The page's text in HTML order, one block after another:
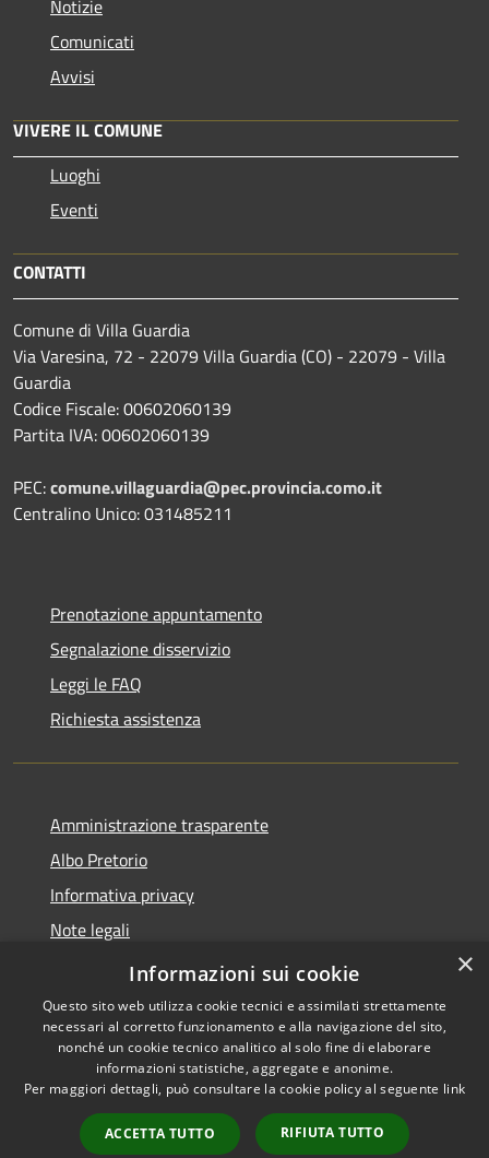
Notizie
Comunicati
Avvisi
VIVERE IL COMUNE
Luoghi
Eventi
CONTATTI
Comune di Villa Guardia
Via Varesina, 72 - 22079 Villa Guardia (CO) - 22079 - Villa
Guardia
Codice Fiscale: 00602060139
Partita IVA: 00602060139
PEC:comune.villaguardia@pec.provincia.como.it
Centralino Unico: 031485211
Prenotazione appuntamento
Segnalazione disservizio
Leggi le FAQ
Richiesta assistenza
Amministrazione trasparente
Albo Pretorio
Informativa privacy
Note legali
Dichiarazione di accessibilità
Accessibilità
Copyright © 2026 • Comune di
Villa Guardia • Powered by
Municipium•
Accesso
×
Informazioni sui cookie
Questo sito web utilizza cookie tecnici e assimilati strettamente
necessari al corretto funzionamento e alla navigazione del sito,
nonché un cookie tecnico analitico al solo fine di elaborare
informazioni statistiche, aggregate e anonime.
Per maggiori dettagli, può consultare la cookie policy al seguente link
ACCETTA TUTTO RIFIUTA TUTTO